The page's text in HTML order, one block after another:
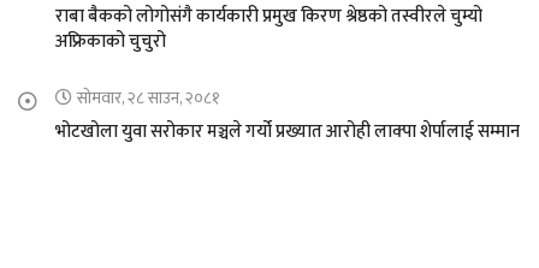
राबा बैकको लोगोसंगै कार्यकारी प्रमुख किरण श्रेष्ठको तस्वीरले चुम्यो
अफ्रिकाको चुचुरो
सोमवार, २८ साउन, २०८१
भोटखोला युवा सरोकार मञ्चले गर्यो प्रख्यात आरोही लाक्पा शेर्पालाई सम्मान